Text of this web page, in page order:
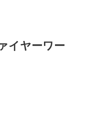
イヤーワー